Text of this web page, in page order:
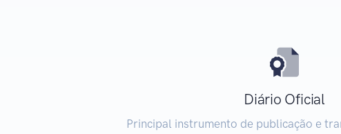
Diário Oficial
Principal instrumento de publicação e